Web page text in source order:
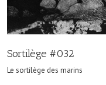
Sortilège #032
Le sortilège des marins